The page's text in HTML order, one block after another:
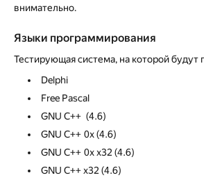
внимательно.
Языки программирования
Тестирующая система, на которой
Delphi
Free Pascal
GNU С++ (4.6)
GNU С++ 0x (4.6)
GNU С++ 0x x32 (4.6)
GNU С++ x32 (4.6)